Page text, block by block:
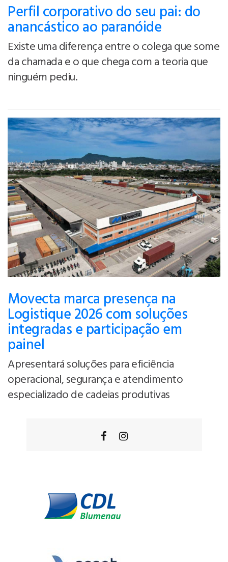
Perfil corporativo do seu pai: do
anancástico ao paranóide
Existe uma diferença entre o colega que some
da chamada e o que chega com a teoria que
ninguém pediu.
Movecta marca presença na
Logistique 2026 com soluções
integradas e participação em
painel
Apresentará soluções para eficiência
operacional, segurança e atendimento
especializado de cadeias produtivas